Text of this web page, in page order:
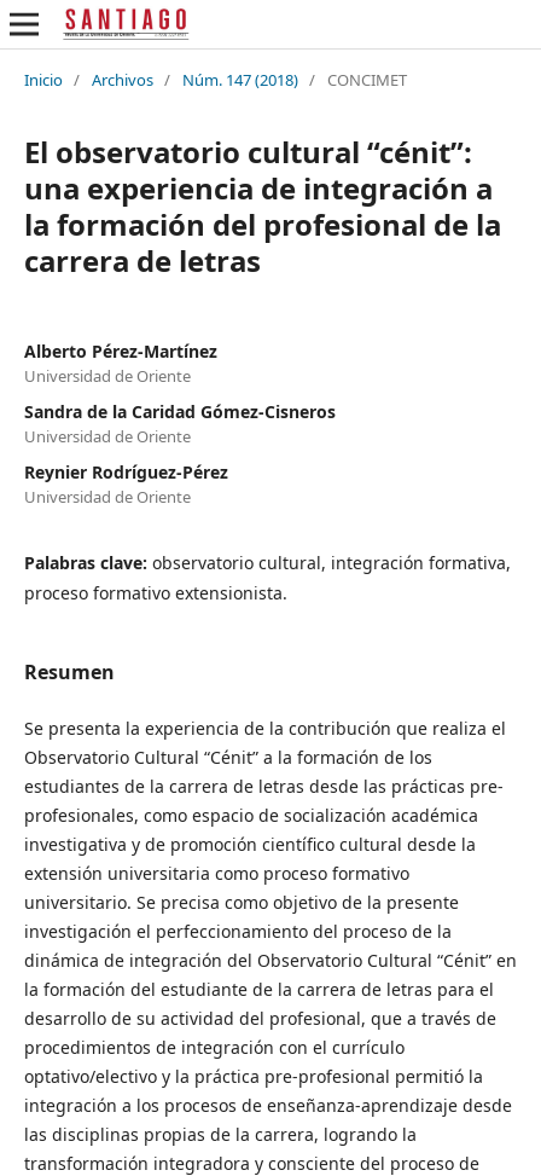
Inicio / Archivos / Núm. 147 (2018) / CONCIMET
El observatorio cultural “cénit”:
una experiencia de integración a
la formación del profesional de la
carrera de letras
Alberto Pérez-Martínez
Universidad de Oriente
Sandra de la Caridad Gómez-Cisneros
Universidad de Oriente
Reynier Rodríguez-Pérez
Universidad de Oriente
Palabras clave: observatorio cultural, integración formativa,
proceso formativo extensionista.
Resumen
Se presenta la experiencia de la contribución que realiza el
Observatorio Cultural “Cénit” a la formación de los
estudiantes de la carrera de letras desde las prácticas pre-
profesionales, como espacio de socialización académica
investigativa y de promoción científico cultural desde la
extensión universitaria como proceso formativo
universitario. Se precisa como objetivo de la presente
investigación el perfeccionamiento del proceso de la
dinámica de integración del Observatorio Cultural “Cénit” en
la formación del estudiante de la carrera de letras para el
desarrollo de su actividad del profesional, que a través de
procedimientos de integración con el currículo
optativo/electivo y la práctica pre-profesional permitió la
integración a los procesos de enseñanza-aprendizaje desde
las disciplinas propias de la carrera, logrando la
transformación integradora y consciente del proceso de